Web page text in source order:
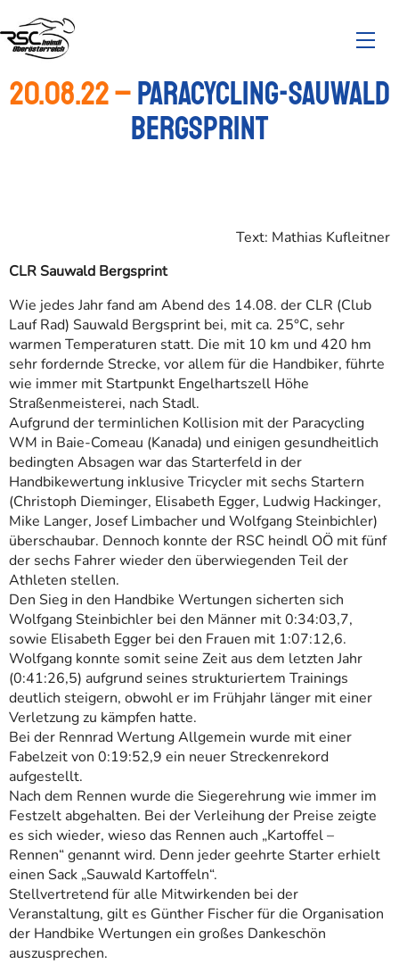
20.08.22 –Paracycling-Sauwald
Bergsprint
Text: Mathias Kufleitner
CLR Sauwald Bergsprint
Wie jedes Jahr fand am Abend des 14.08. der CLR (Club
Lauf Rad) Sauwald Bergsprint bei, mit ca. 25°C, sehr
warmen Temperaturen statt. Die mit 10 km und 420 hm
sehr fordernde Strecke, vor allem für die Handbiker, führte
wie immer mit Startpunkt Engelhartszell Höhe
Straßenmeisterei, nach Stadl.
Aufgrund der terminlichen Kollision mit der Paracycling
WM in Baie-Comeau (Kanada) und einigen gesundheitlich
bedingten Absagen war das Starterfeld in der
Handbikewertung inklusive Tricycler mit sechs Startern
(Christoph Dieminger, Elisabeth Egger, Ludwig Hackinger,
Mike Langer, Josef Limbacher und Wolfgang Steinbichler)
überschaubar. Dennoch konnte der RSC heindl OÖ mit fünf
der sechs Fahrer wieder den überwiegenden Teil der
Athleten stellen.
Den Sieg in den Handbike Wertungen sicherten sich
Wolfgang Steinbichler bei den Männer mit 0:34:03,7,
sowie Elisabeth Egger bei den Frauen mit 1:07:12,6.
Wolfgang konnte somit seine Zeit aus dem letzten Jahr
(0:41:26,5) aufgrund seines strukturiertem Trainings
deutlich steigern, obwohl er im Frühjahr länger mit einer
Verletzung zu kämpfen hatte.
Bei der Rennrad Wertung Allgemein wurde mit einer
Fabelzeit von 0:19:52,9 ein neuer Streckenrekord
aufgestellt.
Nach dem Rennen wurde die Siegerehrung wie immer im
Festzelt abgehalten. Bei der Verleihung der Preise zeigte
es sich wieder, wieso das Rennen auch „Kartoffel –
Rennen“ genannt wird. Denn jeder geehrte Starter erhielt
einen Sack „Sauwald Kartoffeln“.
Stellvertretend für alle Mitwirkenden bei der
Veranstaltung, gilt es Günther Fischer für die Organisation
der Handbike Wertungen ein großes Dankeschön
auszusprechen.